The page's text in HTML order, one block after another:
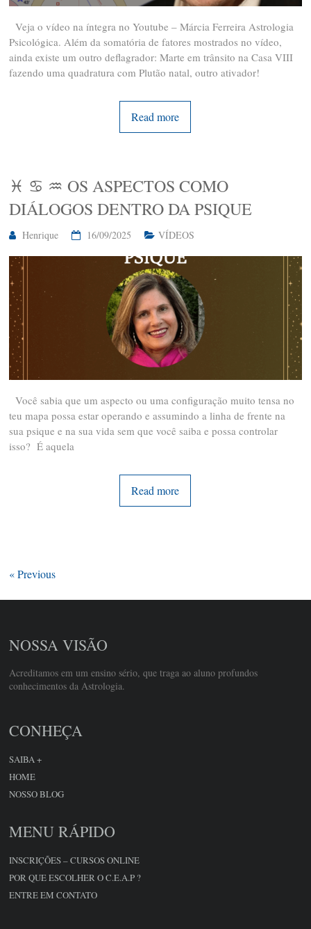
Veja o vídeo na íntegra no Youtube – Márcia Ferreira Astrologia
Psicológica. Além da somatória de fatores mostrados no vídeo,
ainda existe um outro deflagrador: Marte em trânsito na Casa VIII
fazendo uma quadratura com Plutão natal, outro ativador!
Read more
♓️ ♋️ ♒️ OS ASPECTOS COMO
DIÁLOGOS DENTRO DA PSIQUE
Henrique 16/09/2025 VÍDEOS
Você sabia que um aspecto ou uma configuração muito tensa no
teu mapa possa estar operando e assumindo a linha de frente na
sua psique e na sua vida sem que você saiba e possa controlar
isso? É aquela
Read more
« Previous
NOSSA VISÃO
Acreditamos em um ensino sério, que traga ao aluno profundos
conhecimentos da Astrologia.
CONHEÇA
SAIBA +
HOME
NOSSO BLOG
MENU RÁPIDO
INSCRIÇÕES – CURSOS ONLINE
POR QUE ESCOLHER O C.E.A.P ?
ENTRE EM CONTATO